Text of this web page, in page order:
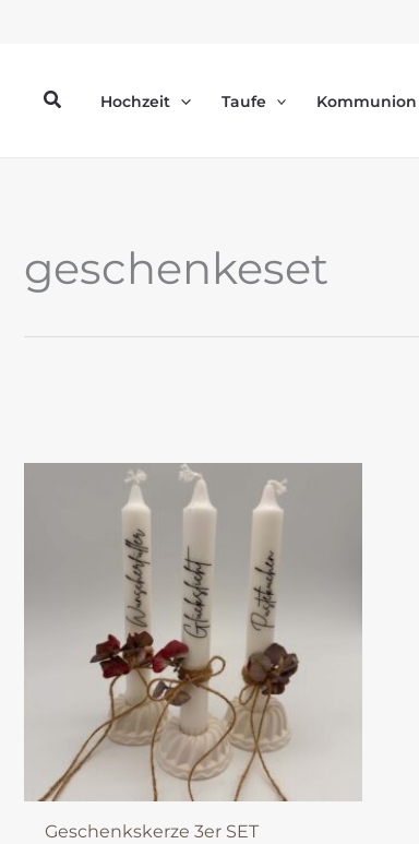
SuchenHochzeit Taufe Kommunion
geschenkeset
Geschenkskerze 3er SET